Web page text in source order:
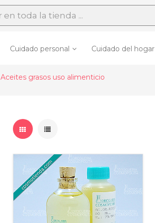
Cuidado personal Cuidado del hogar
Aceites grasos uso alimenticio